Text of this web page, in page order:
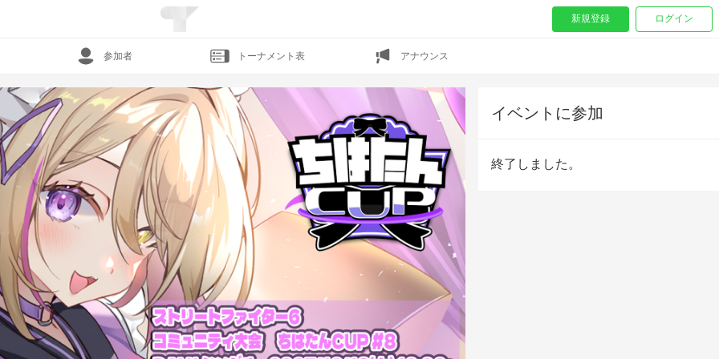
イベントに参加
終了しました。
参加者 トーナメント表 アナウンス
新規登録 ログイン